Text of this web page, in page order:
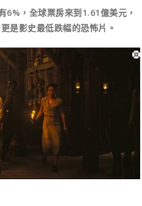
6%，全球票房來到1.61億美元，
是影史最低跌幅的恐怖片。